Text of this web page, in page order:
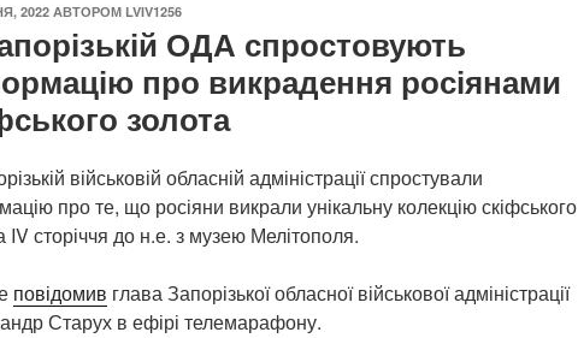
2022АВТОРОМ LVIV1256
ОДА спростовують
про викрадення росіянами
золота
військовій обласній адміністрації спростували
про те, що росіяни викрали унікальну колекцію скіфського
IV сторіччя до н.е. з музею Мелітополя.
повідомив глава Запорізької обласної військової адміністрації
Старух в ефірі телемарафону.